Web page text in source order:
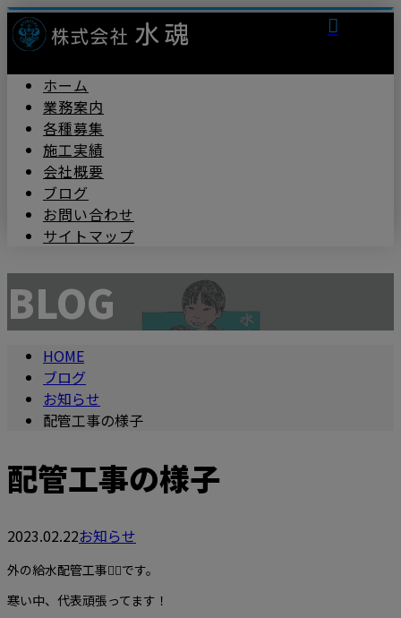
ホーム
業務案内
各種募集
施工実績
会社概要
ブログ
お問い合わせ
サイトマップ
BLOG
HOME
ブログ
お知らせ
配管工事の様子
配管工事の様子
2023.02.22お知らせ
外の給水配管工事👷‍♂️です。
寒い中、代表頑張ってます！